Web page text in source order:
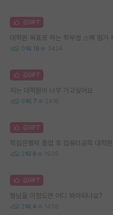
김GPT
대학원 목표로 하는 학부생 스펙 평가
0 19 3424
김GPT
저는 대학원이 너무 가고싶어요
9 7 2418
김GPT
학점은행제 졸업 후 컴퓨터공학 대학
2 6 1935
김GPT
형님들 이정도면 어디 봐야되나요?
2 4 1458